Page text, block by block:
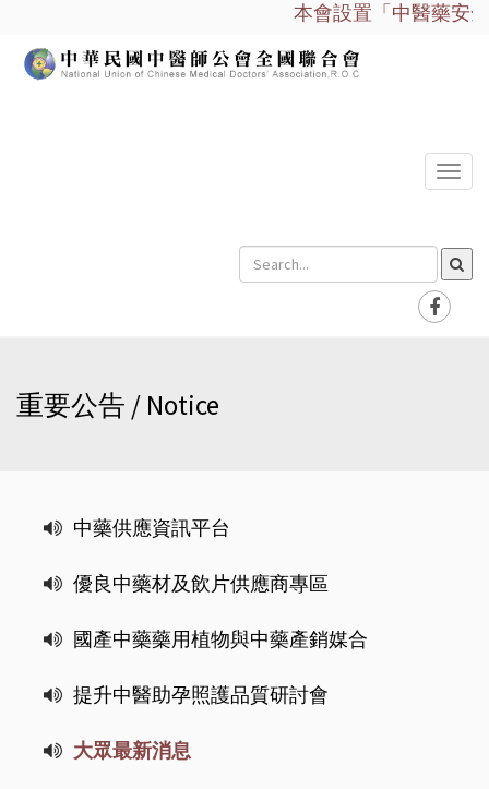
本會設置「中醫藥安
選
重要公告 / Notice
中藥供應資訊平台
優良中藥材及飲片供應商專區
國產中藥藥用植物與中藥產銷媒合
提升中醫助孕照護品質研討會
大眾最新消息